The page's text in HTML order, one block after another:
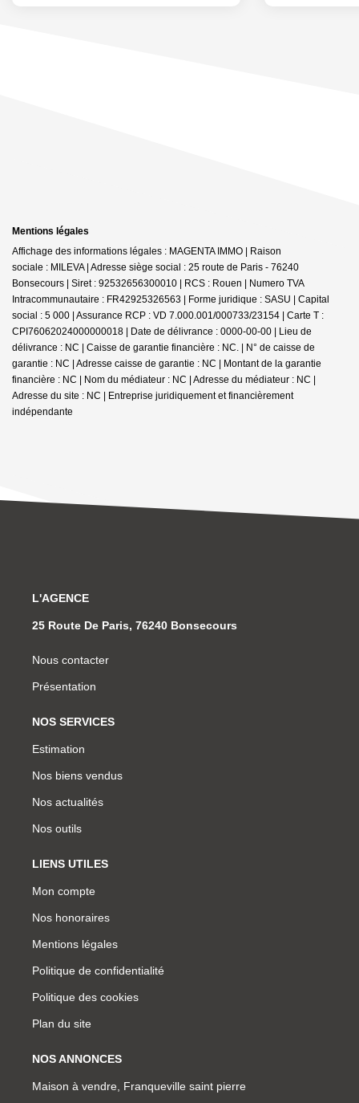
Mentions légales
Affichage des informations légales : MAGENTA IMMO | Raison
sociale : MILEVA | Adresse siège social : 25 route de Paris - 76240
Bonsecours | Siret : 92532656300010 | RCS : Rouen | Numero TVA
Intracommunautaire : FR42925326563 | Forme juridique : SASU | Capital
social : 5 000 | Assurance RCP : VD 7.000.001/000733/23154 | Carte T :
CPI76062024000000018 | Date de délivrance : 0000-00-00 | Lieu de
délivrance : NC | Caisse de garantie financière : NC. | N° de caisse de
garantie : NC | Adresse caisse de garantie : NC | Montant de la garantie
financière : NC | Nom du médiateur : NC | Adresse du médiateur : NC |
Adresse du site : NC | Entreprise juridiquement et financièrement
indépendante
L'AGENCE
25 Route De Paris, 76240 Bonsecours
Nous contacter
Présentation
NOS SERVICES
Estimation
Nos biens vendus
Nos actualités
Nos outils
LIENS UTILES
Mon compte
Nos honoraires
Mentions légales
Politique de confidentialité
Politique des cookies
Plan du site
NOS ANNONCES
Maison à vendre, Franqueville saint pierre